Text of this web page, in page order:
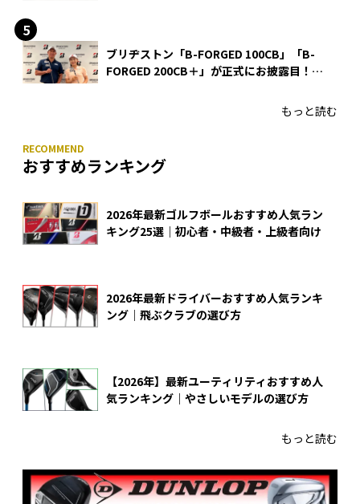
ブリヂストン「B-FORGED 100CB」「B-
FORGED 200CB＋」が正式にお披露目！
もっと読む
おすすめランキング
2026年最新ゴルフボールおすすめ人気ラン
キング25選｜初心者・中級者・上級者向け
2026年最新ドライバーおすすめ人気ランキ
ング｜飛ぶクラブの選び方
【2026年】最新ユーティリティおすすめ人
気ランキング｜やさしいモデルの選び方
もっと読む